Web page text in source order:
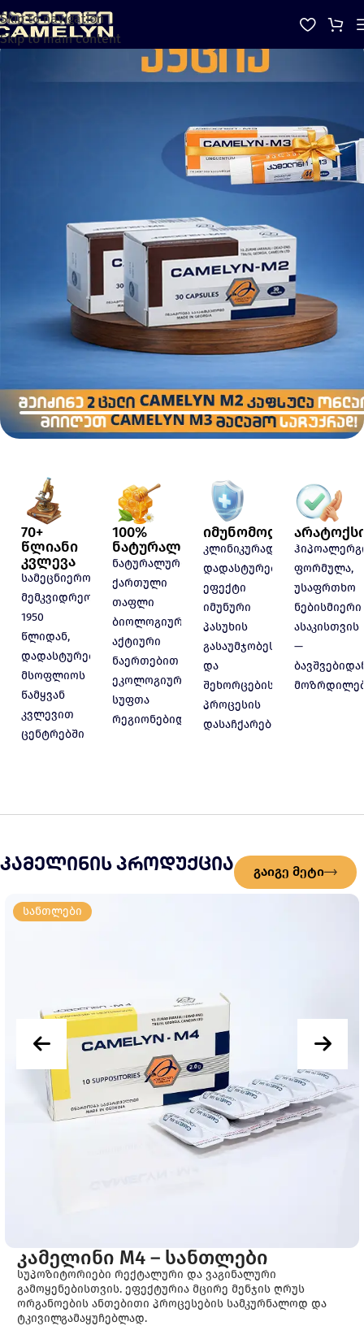
Skip to navigation
Skip to main content
70+
წლიანი
კვლევა
სამეცნიერო
მემკვიდრეობა
1950
წლიდან,
დადასტურებული
მსოფლიოს
წამყვან
კვლევით
ცენტრებში
100%
ნატურალური
ნატურალური
ქართული
თაფლი
ბიოლოგიურად
აქტიური
ნაერთებით
ეკოლოგიურად
სუფთა
რეგიონებიდან
კლინიკურად
დადასტურებული
ეფექტი
იმუნური
პასუხის
გასაუმჯობესებლად
და
შეხორცების
პროცესის
დასაჩქარებლად
ფორმულა,
უსაფრთხო
ნებისმიერი
ასაკისთვის
—
კამელინის პროდუქცია გაიგე მეტი
სანთლები
ᲙᲐᲛᲔᲚᲘᲜᲘ M4 – ᲡᲐᲜᲗᲚᲔᲑᲘ
სუპოზიტორიები რექტალური და ვაგინალური
გამოყენებისთვის. ეფექტურია მცირე მენჯის ღრუს
ორგანოების ანთებითი პროცესების სამკურნალოდ და
ტკივილგამაყუჩებლად.